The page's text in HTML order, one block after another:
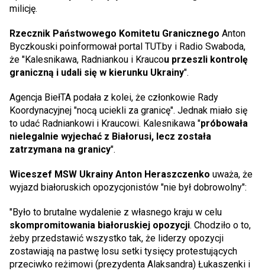
milicję.
Rzecznik Państwowego Komitetu Granicznego Anton
Byczkouski poinformował portal TUT.by i Radio Swaboda,
że "Kalesnikawa, Radniankou i Kraucou przeszli kontrolę
graniczną i udali się w kierunku Ukrainy".
Agencja BiełTA podała z kolei, że członkowie Rady
Koordynacyjnej "nocą uciekli za granicę". Jednak miało się
to udać Radniankowi i Kraucowi. Kalesnikawa "próbowała
nielegalnie wyjechać z Białorusi, lecz została
zatrzymana na granicy".
Wiceszef MSW Ukrainy Anton Heraszczenko uważa, że
wyjazd białoruskich opozycjonistów "nie był dobrowolny":
"Było to brutalne wydalenie z własnego kraju w celu
skompromitowania białoruskiej opozycji. Chodziło o to,
żeby przedstawić wszystko tak, że liderzy opozycji
zostawiają na pastwę losu setki tysięcy protestujących
przeciwko reżimowi (prezydenta Alaksandra) Łukaszenki i